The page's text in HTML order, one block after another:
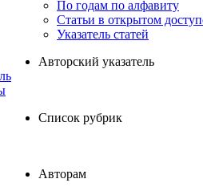
По годам по алфавиту
Статьи в открытом
Указатель статей
Авторский указатель
Список рубрик
Авторам